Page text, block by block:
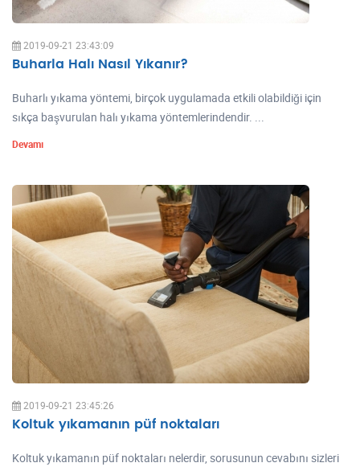
2019-09-21 23:43:09
Buharla Halı Nasıl Yıkanır?
Buharlı yıkama yöntemi, birçok uygulamada etkili olabildiği için
sıkça başvurulan halı yıkama yöntemlerindendir. ...
Devamı
2019-09-21 23:45:26
Koltuk yıkamanın püf noktaları
Koltuk yıkamanın püf noktaları nelerdir, sorusunun cevabını sizleri